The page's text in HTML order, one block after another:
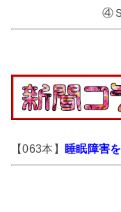
④
【063本】 睡眠障害